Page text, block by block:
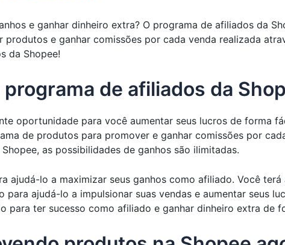
e ganhar dinheiro extra? O programa de afiliados da
e ganhar comissões por cada venda realizada
da Shopee!
de afiliados da
oportunidade para você aumentar seus lucros de forma
de produtos para promover e ganhar comissões por
as possibilidades de ganhos são ilimitadas.
ajudá-lo a maximizar seus ganhos como afiliado. Você
ajudá-lo a impulsionar suas vendas e aumentar seus
para ter sucesso como afiliado e ganhar dinheiro extra de